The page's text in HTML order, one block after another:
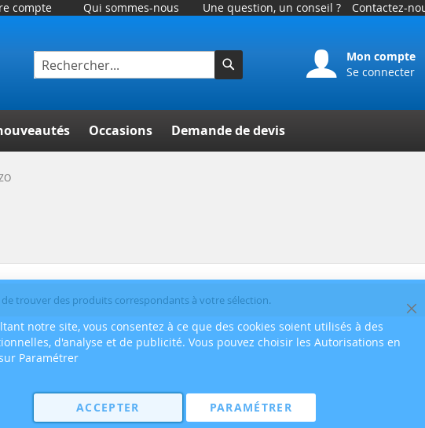
notre site, vous consentez à ce que des cookies soient utilisés à des
d'analyse et de publicité. Vous pouvez choisir les Autorisations en
Paramétrer
ACCEPTER PARAMÉTRER
compte Qui sommes-nous Une question, un conseil ? Contactez-
Mon compte
Se connecter
Occasions Demande de devis
trouver des produits correspondants à votre sélection.